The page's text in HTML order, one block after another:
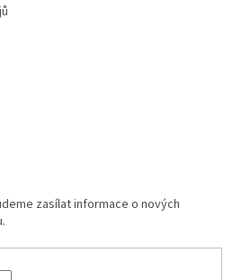
zasílat informace o nových